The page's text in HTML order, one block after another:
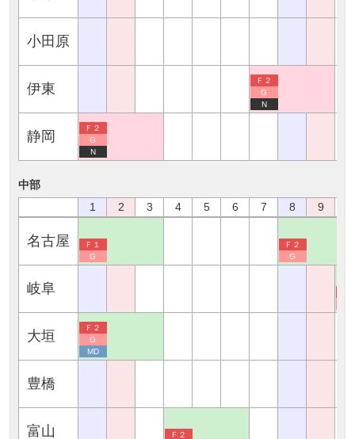
小田原
伊東
Ｆ２
G
N
静岡
Ｆ２
G
N
中部
1
2 3 4 5 6 7 8 9
名古屋
Ｆ１
G
Ｆ２
G
岐阜
大垣
Ｆ２
G
MD
豊橋
富山
Ｆ２